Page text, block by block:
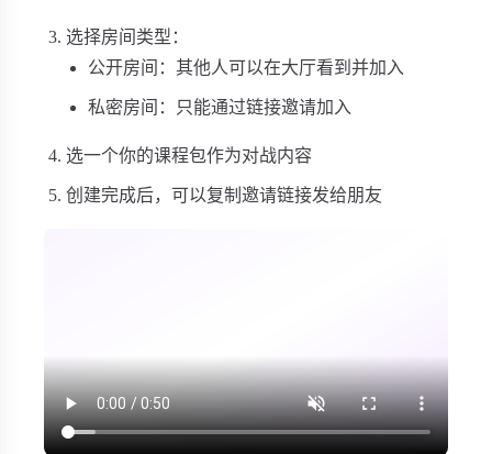
选择房间类型：
公开房间：其他人可以在大厅看到并加入
私密房间：只能通过链接邀请加入
选一个你的课程包作为对战内容
创建完成后，可以复制邀请链接发给朋友